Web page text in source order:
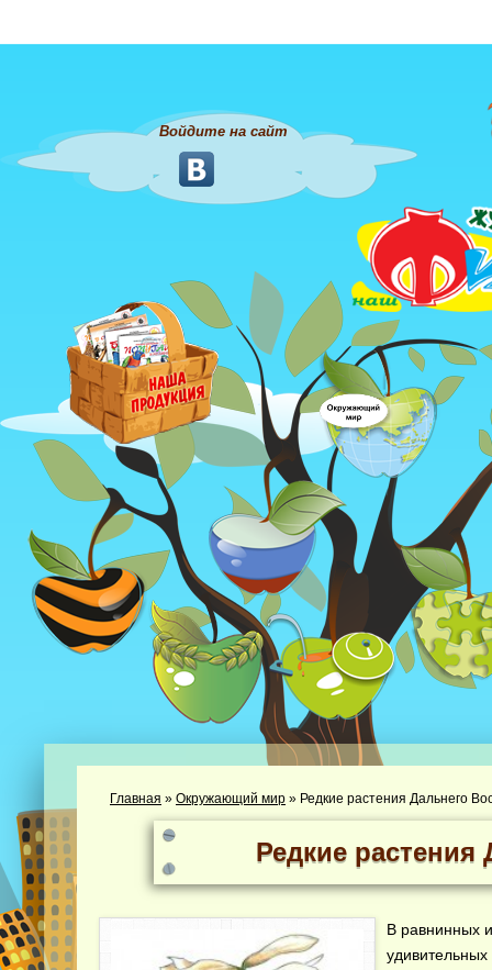
Войдите на сайт
Главная » Окружающий мир » Редкие растения Дальнего
Редкие растения
В равнинных